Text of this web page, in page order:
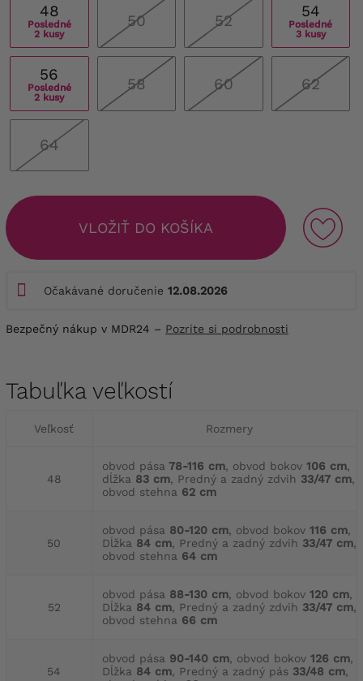
48
Posledné
2 kusy
50 52
54
Posledné
3 kusy
56
Posledné
2 kusy
58 60 62
64
VLOŽIŤ DO KOŠÍKA
Očakávané doručenie 12.08.2026
Bezpečný nákup v MDR24 – Pozrite si podrobnosti
Tabuľka veľkostí
Veľkosť Rozmery
48
obvod pása 78-116 cm, obvod bokov 106 cm,
dĺžka 83 cm, Predný a zadný zdvih 33/47 cm,
obvod stehna 62 cm
50
obvod pása 80-120 cm, obvod bokov 116 cm,
Dĺžka 84 cm, Predný a zadný zdvih 33/47 cm,
obvod stehna 64 cm
52
obvod pása 88-130 cm, obvod bokov 120 cm,
Dĺžka 84 cm, Predný a zadný zdvih 33/47 cm,
obvod stehna 66 cm
54
obvod pása 90-140 cm, obvod bokov 126 cm,
Dĺžka 84 cm, Predný a zadný pás 33/48 cm,